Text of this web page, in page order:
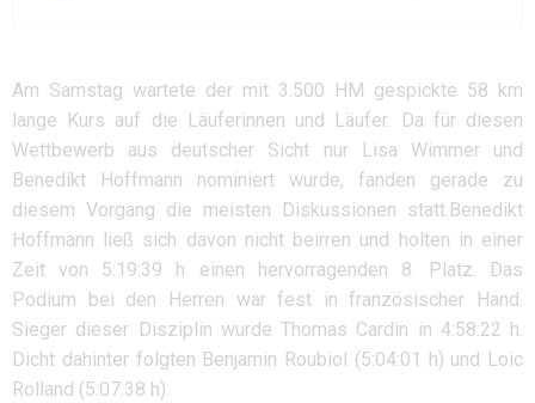
Am Samstag wartete der mit 3.500 HM gespickte 58 km
lange Kurs auf die Läuferinnen und Läufer. Da für diesen
Wettbewerb aus deutscher Sicht nur Lisa Wimmer und
Benedikt Hoffmann nominiert wurde, fanden gerade zu
diesem Vorgang die meisten Diskussionen statt.Benedikt
Hoffmann ließ sich davon nicht beirren und holten in einer
Zeit von 5:19:39 h einen hervorragenden 8. Platz. Das
Podium bei den Herren war fest in französischer Hand.
Sieger dieser Disziplin wurde Thomas Cardin in 4:58:22 h.
Dicht dahinter folgten Benjamin Roubiol (5:04:01 h) und Loic
Rolland (5:07:38 h).